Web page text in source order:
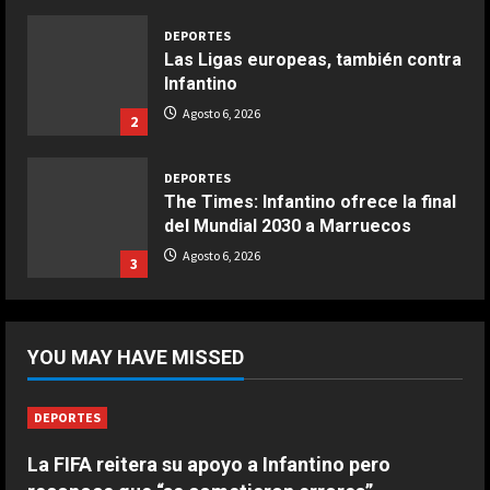
2
DEPORTES
Las Ligas europeas, también contra
Infantino
Agosto 6, 2026
3
DEPORTES
The Times: Infantino ofrece la final
del Mundial 2030 a Marruecos
Agosto 6, 2026
diciembre, pero quería escuchar a
mi cuerpo”
La joya neerlandesa que se fue a
YOU MAY HAVE MISSED
DEPORTES
La FIFA reitera su apoyo a Infantino pero